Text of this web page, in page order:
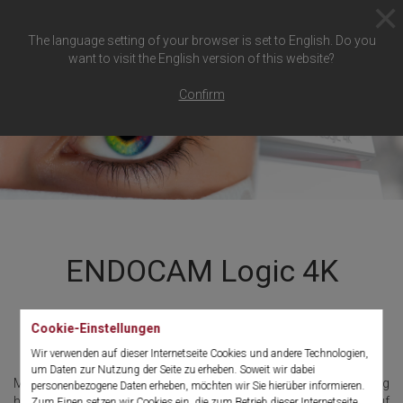
Cookie-Einstellungen
Wir verwenden auf dieser Internetseite Cookies und andere Technologien,
um Daten zur Nutzung der Seite zu erheben. Soweit wir dabei
personenbezogene Daten erheben, möchten wir Sie hierüber informieren.
The language setting of your browser is set to English. Do you
want to visit the English version of this website?
Confirm
ENDOCAM Logic 4K
Das neue Scharf. Das neue Authentisch.
Das neue Effizient.
Mit ausgefeilter Technologie für gestochen scharfe 4K-Auflösung